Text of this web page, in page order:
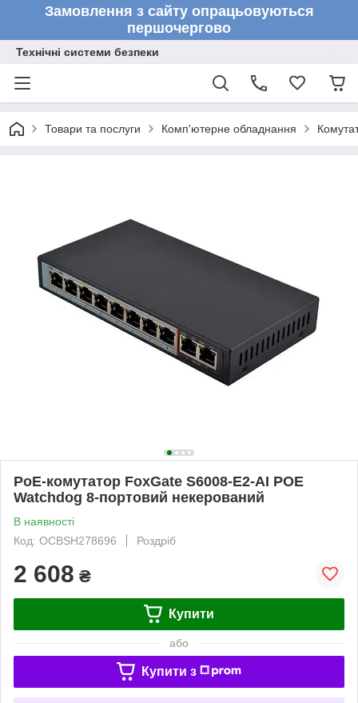
Замовлення з сайту опрацьовуються
першочергово
Технічні системи безпеки
Товари та послуги Комп'ютерне обладнання
PoE-комутатор FoxGate S6008-E2-AI POE
Watchdog 8-портовий некерований
В наявності
Код: OCBSH278696
Роздріб
2 608 ₴
Купити
або
Купити з